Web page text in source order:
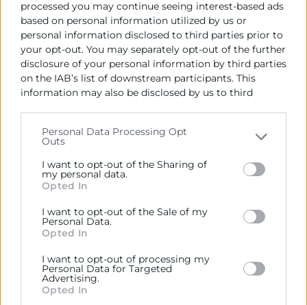
processed you may continue seeing interest-based ads
based on personal information utilized by us or
personal information disclosed to third parties prior to
your opt-out. You may separately opt-out of the further
disclosure of your personal information by third parties
on the IAB’s list of downstream participants. This
information may also be disclosed by us to third
Please note that this website/app uses one or more
Google services and may gather and store information
including but not limited to your visit or usage
behaviour. You may click to grant or deny consent to
below specified purposes in below Google consent
section.
Personal Data Processing Opt
Outs
I want to opt-out of the Sharing of
my personal data.
Opted In
I want to opt-out of the Sale of my
Personal Data.
Opted In
I want to opt-out of processing my
Personal Data for Targeted
Advertising.
Opted In
comerciales y diplomáticas con Argelia, uno de los
principales proveedores del país.
Asimismo, han participado la consejera Económica y
Comercial de España en Argelia, Cristina Olazábal
Valiente; y Leila Smaili, representante de OR
CaixaBank Argelia, quiénes han analizado la situación
actual del país, la evolución de las relaciones
económicas y comerciales y los principales
elementos que se deben de tener en cuenta para
operar en este mercado.
El encuentro ha incluido también una mesa redonda
han compartido experiencias concretas de empresas
valencianas de sectores como la alimentación y gran
consumo, la industria cerámica y del vidrio y la
industria alimentaria.